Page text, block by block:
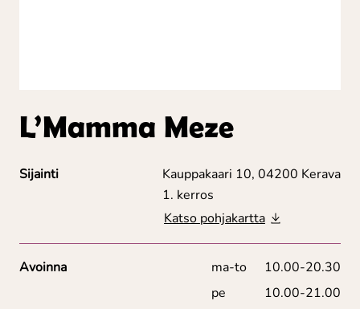
L’Mamma Meze
Sijainti
Kauppakaari 10, 04200 Kerava
1. kerros
Katso pohjakartta
Avoinna ma-to
10.00-20.30
pe
10.00-21.00